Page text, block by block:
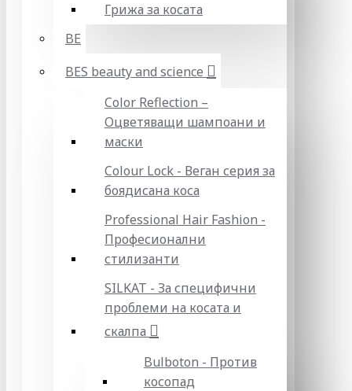
Грижа за косата
BE
BES beauty and science
Color Reflection –
Оцветяващи шампоани и
маски
Colour Lock - Веган серия за
боядисана коса
Professional Hair Fashion -
Професионални
стилизанти
SILKAT - За специфични
проблеми на косата и
скалпа
Bulboton - Против
косопад